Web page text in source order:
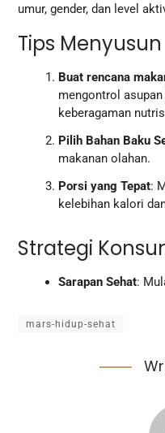
umur, gender, dan level
Tips
Buat rencana
mengontrol
keberagaman
Pilih Bahan Baku
makanan olahan.
Porsi yang Tepat:
kelebihan kalori
Strategi
Sarapan Sehat:
mars-hidup-sehat